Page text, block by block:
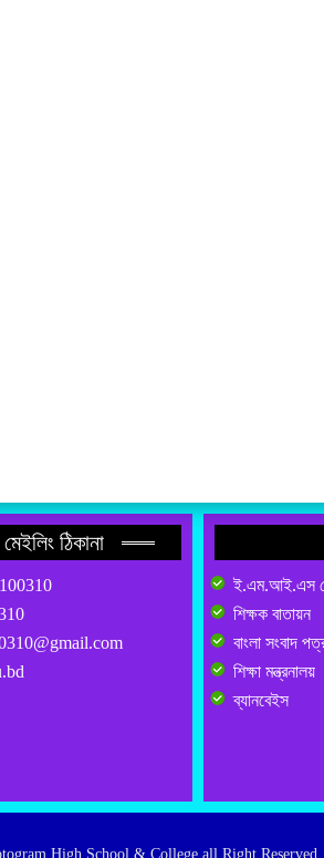
ঠিকানা
ই.এম.আই.এস
শিক্ষক বাতায়ন
বাংলা সংবাদ
শিক্ষা মন্ত্রনালয়
ব্যানবেইস
High School & College all Right Reserved